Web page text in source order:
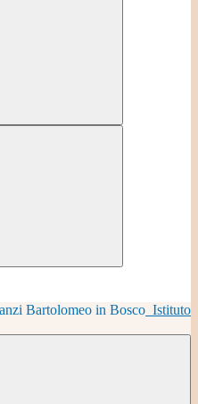
Istituto